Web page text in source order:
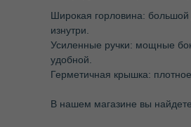
Широкая горловина: большой
изнутри.
Усиленные ручки: мощные
удобной.
Герметичная крышка:
В нашем магазине вы